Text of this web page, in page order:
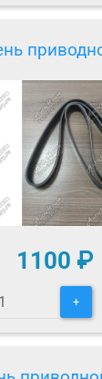
1100 ₽
+